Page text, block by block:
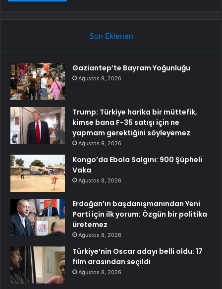
Son Eklenen
Gaziantep’te Bayram Yoğunluğu
Ağustos 9, 2026
Trump: Türkiye harika bir müttefik,
kimse bana F-35 satışı için ne
yapmam gerektiğini söyleyemez
Ağustos 9, 2026
Kongo’da Ebola Salgını: 900 Şüpheli
Vaka
Ağustos 8, 2026
Erdoğan’ın başdanışmanından Yeni
Parti için ilk yorum: Özgün bir politika
üretemez
Ağustos 8, 2026
Türkiye’nin Oscar adayı belli oldu: 17
film arasından seçildi
Ağustos 8, 2026